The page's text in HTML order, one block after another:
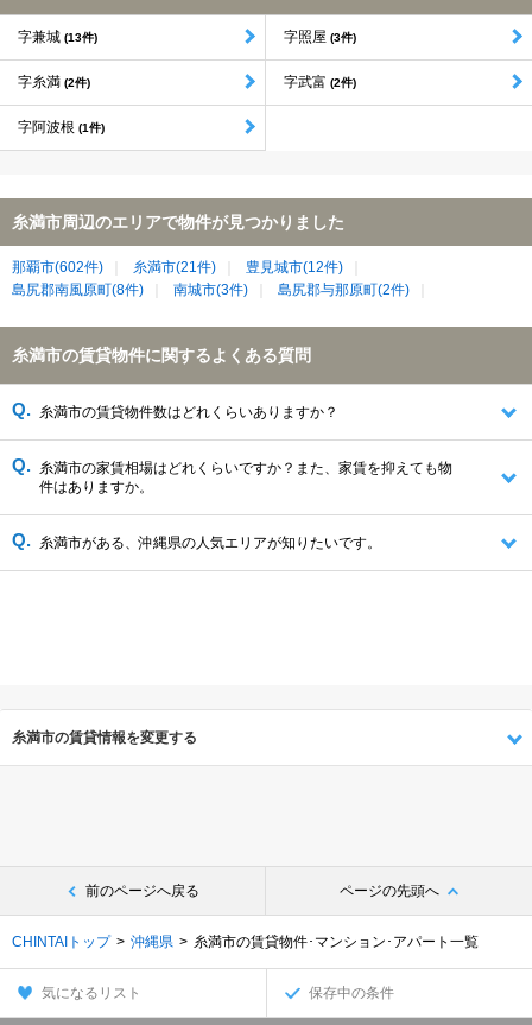
字兼城 (13件) 字照屋 (3件)
字糸満 (2件) 字武富 (2件)
字阿波根 (1件)
糸満市周辺のエリアで物件が見つかりました
那覇市(602件) 糸満市(21件)
豊見城市(12件)
島尻郡南風原町(8件)
南城市(3件) 島尻郡与那原町(2件)
糸満市の賃貸物件に関するよくある質問
糸満市の賃貸物件数はどれくらいありますか？
糸満市の家賃相場はどれくらいですか？また、家賃を抑えても物
件はありますか。
糸満市がある、沖縄県の人気エリアが知りたいです。
糸満市の賃貸情報を変更する
前のページへ戻る ページの先頭へ
CHINTAIトップ 沖縄県 糸満市の賃貸物件･マンション･アパート一覧
気になるリスト 保存中の条件